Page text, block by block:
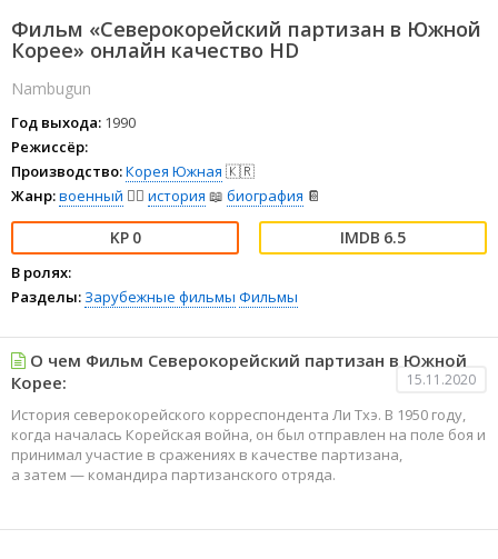
Фильм «Северокорейский партизан в Южной
Корее» онлайн качество HD
Nambugun
Год выхода: 1990
Режиссёр:
Производство:Корея Южная 🇰🇷
Жанр:военный 👨‍✈️ история 📖 биография 📔
0 6.5
В ролях:
Разделы: Зарубежные фильмы Фильмы
О чем Фильм Северокорейский партизан в Южной
Корее:
15.11.2020
История северокорейского корреспондента Ли Тхэ. В 1950 году,
когда началась Корейская война, он был отправлен на поле боя и
принимал участие в сражениях в качестве партизана,
а затем — командира партизанского отряда.